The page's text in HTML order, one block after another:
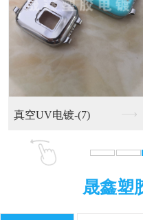
UV喷油系列-(7)
晟鑫塑